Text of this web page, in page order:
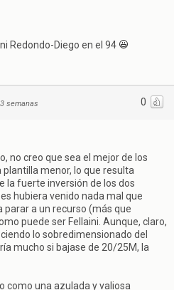
Redondo-Diego en el 94
0
semanas
no creo que sea el mejor de los
menor, lo que resulta
la fuerte inversión de los dos
hubiera venido nada mal que
a un recurso (más que
puede ser Fellaini. Aunque, claro,
lo sobredimensionado del
mucho si bajase de 20/25M, la
como una azulada y valiosa